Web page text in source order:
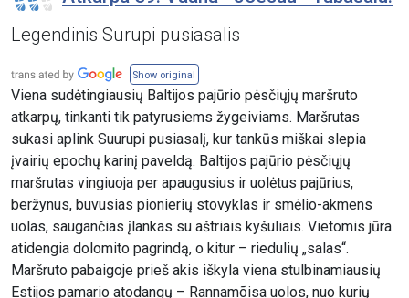
Legendinis Surupi pusiasalis
Show original
Viena sudėtingiausių Baltijos pajūrio pėsčiųjų maršruto
atkarpų, tinkanti tik patyrusiems žygeiviams. Maršrutas
sukasi aplink Suurupi pusiasalį, kur tankūs miškai slepia
įvairių epochų karinį paveldą. Baltijos pajūrio pėsčiųjų
maršrutas vingiuoja per apaugusius ir uolėtus pajūrius,
beržynus, buvusias pionierių stovyklas ir smėlio-akmens
uolas, saugančias įlankas su aštriais kyšuliais. Vietomis jūra
atidengia dolomito pagrindą, o kitur – riedulių „salas“.
Maršruto pabaigoje prieš akis iškyla viena stulbinamiausių
Estijos pamario atodangų – Rannamõisa uolos, nuo kurių